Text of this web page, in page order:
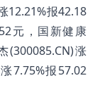
12.21%报42.18
元，国新健康
(300085.CN)涨
7.75%报57.02